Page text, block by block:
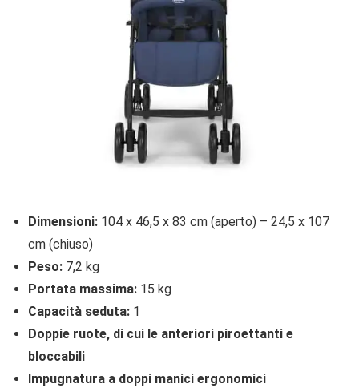
Dimensioni: 104 x 46,5 x 83 cm (aperto) – 24,5 x 107
cm (chiuso)
Peso: 7,2 kg
Portata massima: 15 kg
Capacità seduta: 1
Doppie ruote, di cui le anteriori piroettanti e
bloccabili
Impugnatura a doppi manici ergonomici